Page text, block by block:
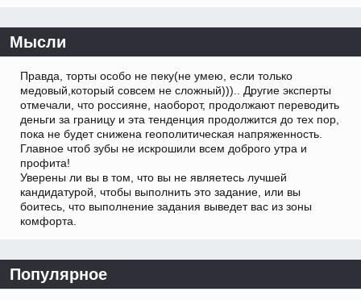
Мысли
Правда, торты особо не пеку(не умею, если только
медовый,который совсем не сложный))).. Другие эксперты
отмечали, что россияне, наоборот, продолжают переводить
деньги за границу и эта тенденция продолжится до тех пор,
пока не будет снижена геополитическая напряженность.
Главное чтоб зубы не искрошили всем доброго утра и
профита!
Уверены ли вы в том, что вы не являетесь лучшей
кандидатурой, чтобы выполнить это задание, или вы
боитесь, что выполнение задания выведет вас из зоны
комфорта.
Популярное